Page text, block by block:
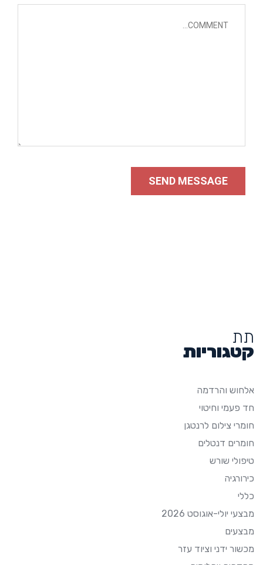
תת
קטגוריות
אלחוש והרדמה
חד פעמי וחיטוי
חומרי צילום לרנטגן
חומרים דנטלים
טיפולי שורש
כירורגיה
כללי
מבצעי יולי-אוגוסט 2026
מבצעים
מכשור ידני וציוד עזר